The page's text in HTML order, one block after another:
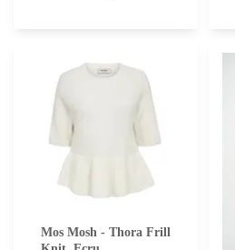
Mos Mosh - Thora Frill